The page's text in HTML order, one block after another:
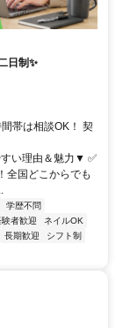
日制✨
帯は相談OK！ 契
理由＆魅力▼ ✅
全国どこからでも
学歴不問
験者歓迎
ネイルOK
長期歓迎
シフト制